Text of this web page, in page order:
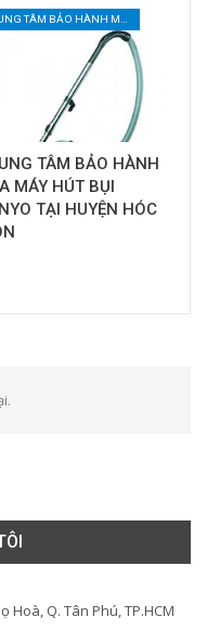
TÂM BẢO HÀNH
MÁY HÚT BỤI
TẠI HUYỆN HÓC
Hoà, Q. Tân Phú, TP.HCM